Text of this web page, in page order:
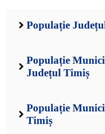
Populație
Populație
Județul Timiș
Populație
Timiș